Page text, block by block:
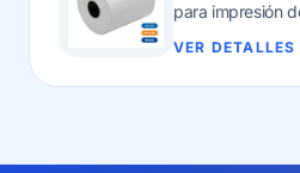
para impresión
cotizaciones.
de 57 mm.
VER